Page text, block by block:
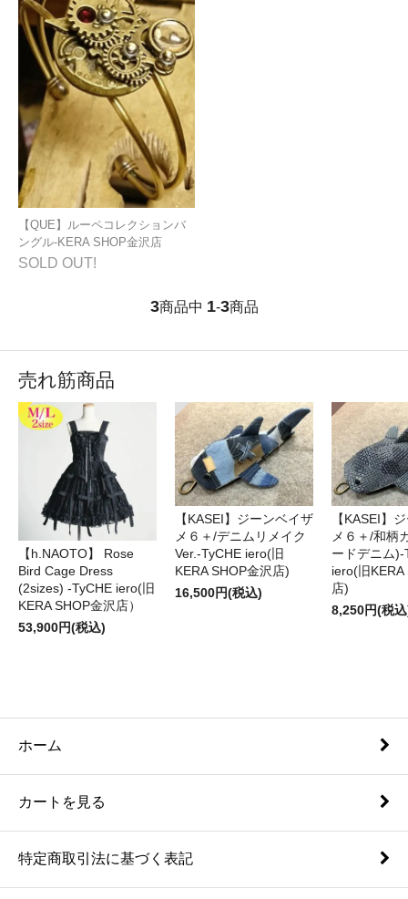
【QUE】ルーペコレクションバ
ングル-KERA SHOP金沢店
SOLD OUT!
3商品中 1-3商品
売れ筋商品
【h.NAOTO】 Rose
Bird Cage Dress
(2sizes) -TyCHE iero(旧
KERA SHOP金沢店）
53,900円(税込)
【KASEI】ジーンベイザ
メ６＋/デニムリメイク
Ver.-TyCHE iero(旧
KERA SHOP金沢店)
16,500円(税込)
【KASEI】
メ６＋/和柄
ードデニム)-
iero(旧KERA
店)
8,250円(税
ホーム
カートを見る
特定商取引法に基づく表記